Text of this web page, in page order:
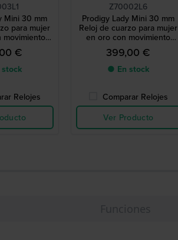
Mini 30 mm
para mujer
movimiento
€
Relojes
Z70002L6
Prodigy Lady Mini 30 mm
Reloj de cuarzo para mujer
en oro con movimiento
suizo
399,00 €
● En stock
Comparar Relojes
Ver Producto